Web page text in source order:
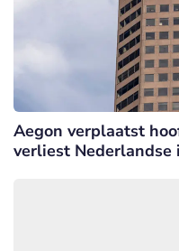
Aegon verplaatst
verliest